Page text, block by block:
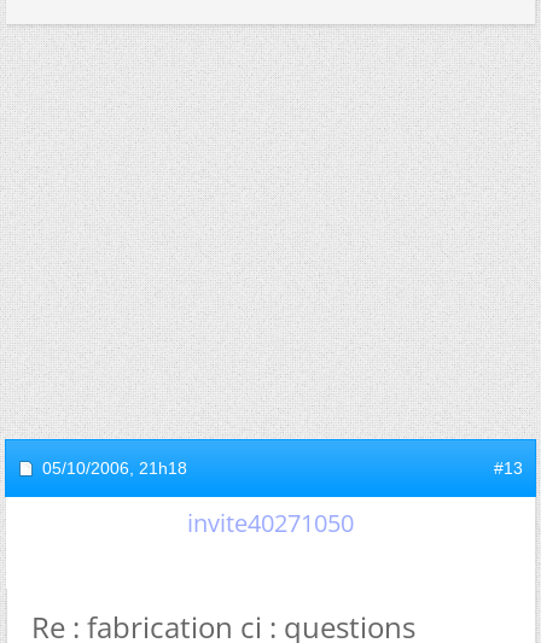
05/10/2006, 21h18 #13
invite40271050
Re : fabrication ci : questions